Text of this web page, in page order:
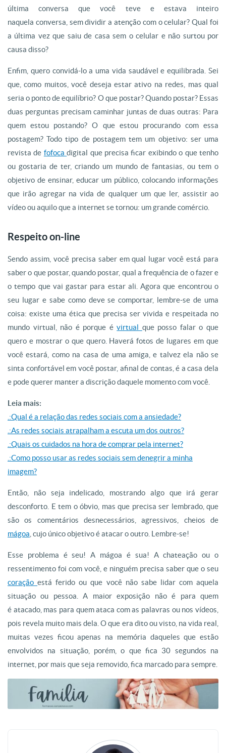
última conversa que você teve e estava inteiro
naquela conversa, sem dividir a atenção com o celular? Qual foi
a última vez que saiu de casa sem o celular e não surtou por
causa disso?
Enfim, quero convidá-lo a uma vida saudável e equilibrada. Sei
que, como muitos, você deseja estar ativo na redes, mas qual
seria o ponto de equilíbrio? O que postar? Quando postar? Essas
duas perguntas precisam caminhar juntas de duas outras: Para
quem estou postando? O que estou procurando com essa
postagem? Todo tipo de postagem tem um objetivo: ser uma
revista de fofocadigital que precisa ficar exibindo o que tenho
ou gostaria de ter, criando um mundo de fantasias, ou tem o
objetivo de ensinar, educar um público, colocando informações
que irão agregar na vida de qualquer um que ler, assistir ao
vídeo ou aquilo que a internet se tornou: um grande comércio.
Respeito on-line
Sendo assim, você precisa saber em qual lugar você está para
saber o que postar, quando postar, qual a frequência de o fazer e
o tempo que vai gastar para estar ali. Agora que encontrou o
seu lugar e sabe como deve se comportar, lembre-se de uma
coisa: existe uma ética que precisa ser vivida e respeitada no
mundo virtual, não é porque évirtual que posso falar o que
quero e mostrar o que quero. Haverá fotos de lugares em que
você estará, como na casa de uma amiga, e talvez ela não se
sinta confortável em você postar, afinal de contas, é a casa dela
e pode querer manter a discrição daquele momento com você.
Leia mais:
.:Qual é a relação das redes sociais com a ansiedade?
.:As redes sociais atrapalham a escuta um dos outros?
.:Quais os cuidados na hora de comprar pela internet?
.:Como posso usar as redes sociais sem denegrir a minha
imagem?
Então, não seja indelicado, mostrando algo que irá gerar
desconforto. E tem o óbvio, mas que precisa ser lembrado, que
são os comentários desnecessários, agressivos, cheios de
mágoa, cujo único objetivo é atacar o outro. Lembre-se!
Esse problema é seu! A mágoa é sua! A chateação ou o
ressentimento foi com você, e ninguém precisa saber que o seu
coraçãoestá ferido ou que você não sabe lidar com aquela
situação ou pessoa. A maior exposição não é para quem
é atacado, mas para quem ataca com as palavras ou nos vídeos,
pois revela muito mais dela. O que era dito ou visto, na vida real,
muitas vezes ficou apenas na memória daqueles que estão
envolvidos na situação, porém, o que fica 30 segundos na
internet, por mais que seja removido, fica marcado para sempre.